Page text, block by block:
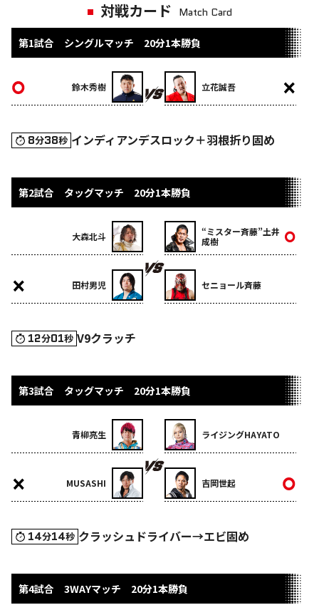
対戦カード Match Card
第1試合 シングルマッチ 20分1本勝負
鈴木秀樹 立花誠吾
8分38秒 インディアンデスロック＋羽根折り固め
第2試合 タッグマッチ 20分1本勝負
大森北斗
田村男児
“ミスター斉藤”土井
成樹
セニョール斉藤
12分01秒 V9クラッチ
第3試合 タッグマッチ 20分1本勝負
青柳亮生
MUSASHI
ライジングHAYATO
吉岡世起
14分14秒 クラッシュドライバー→エビ固め
第4試合 3WAYマッチ 20分1本勝負